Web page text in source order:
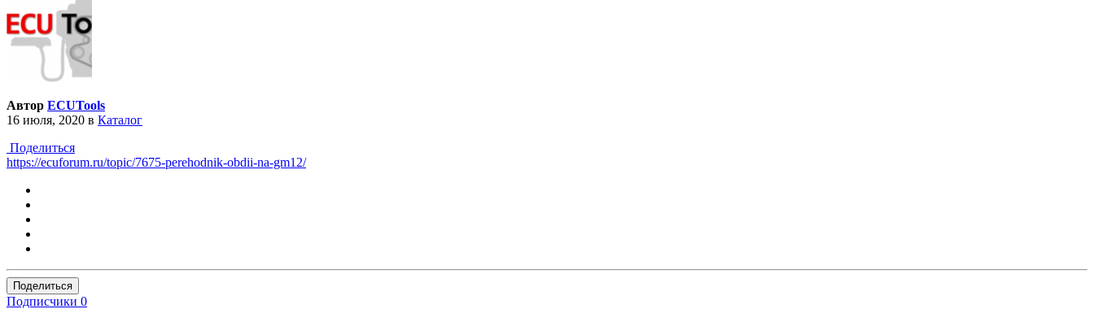
Автор ECUTools
16 июля, 2020 в Каталог
Поделиться
https://ecuforum.ru/topic/7675-perehodnik-obdii-na-gm12/
Поделиться
Подписчики 0